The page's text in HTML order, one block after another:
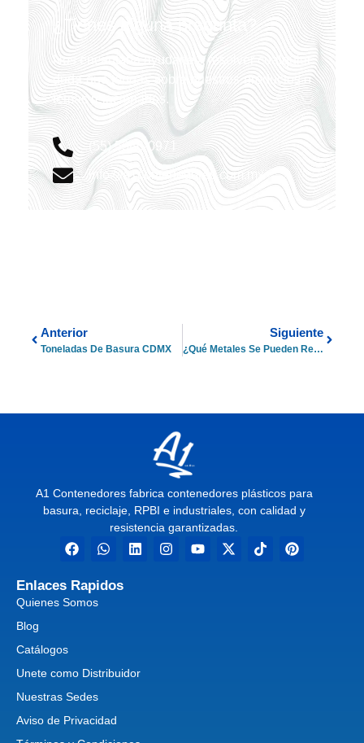
¿Tienes alguna pregunta?
Nos encantaría ayudarte a resolver cualquier
duda que tengas sobre nuestros productos o
temas relacionados.
(55) 5386-0971
info@a1contenedores.com.mx
Anterior
Toneladas De Basura CDMX
Siguiente
¿Qué Metales Se Pueden Reciclar?
A1 Contenedores fabrica contenedores plásticos para
basura, reciclaje, RPBI e industriales, con calidad y
resistencia garantizadas.
Enlaces Rapidos
Quienes Somos
Blog
Catálogos
Unete como Distribuidor
Nuestras Sedes
Aviso de Privacidad